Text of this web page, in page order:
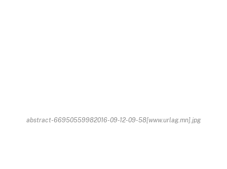
abstract-66950559982016-09-12-09-58[www.urlag.mn].jpg